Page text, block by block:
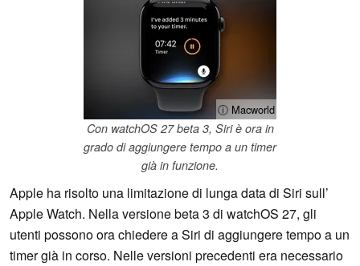
ⓘ Macworld
Con watchOS 27 beta 3, Siri è ora in
grado di aggiungere tempo a un timer
già in funzione.
Apple ha risolto una limitazione di lunga data di Siri sull’
Apple Watch. Nella versione beta 3 di watchOS 27, gli
utenti possono ora chiedere a Siri di aggiungere tempo a un
timer già in corso. Nelle versioni precedenti era necessario